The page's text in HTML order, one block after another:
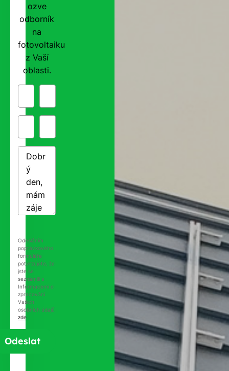
ozve
odborník
na
fotovoltaiku
z Vaší
oblasti.
Odesláním
poptávkového
formuláře
potvrzujete, že
jste se
seznámili s
Informacemi o
zpracování
Vašich
osobních údajů
zde